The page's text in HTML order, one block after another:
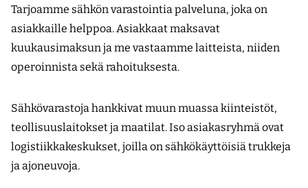
Tarjoamme sähkön varastointia palveluna, joka on
asiakkaille helppoa. Asiakkaat maksavat
kuukausimaksun ja me vastaamme laitteista, niiden
operoinnista sekä rahoituksesta.
Sähkövarastoja hankkivat muun muassa kiinteistöt,
teollisuuslaitokset ja maatilat. Iso asiakasryhmä ovat
logistiikkakeskukset, joilla on sähkökäyttöisiä trukkeja
ja ajoneuvoja.